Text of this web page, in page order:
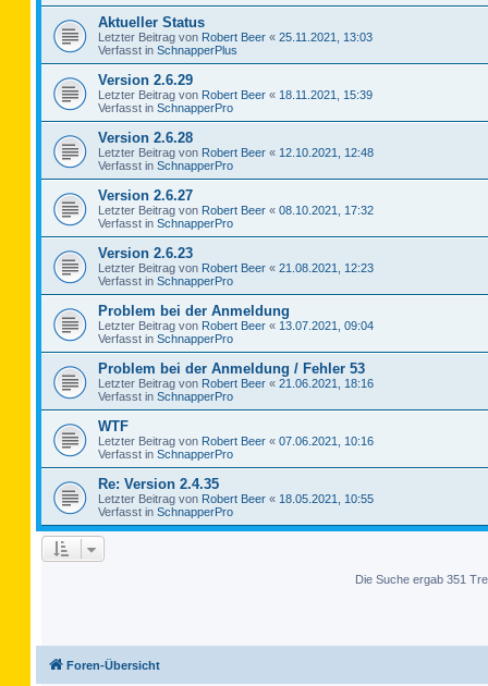
Aktueller Status
Letzter Beitrag von Robert Beer « 25.11.2021, 13:03
Verfasst in SchnapperPlus
Version 2.6.29
Letzter Beitrag von Robert Beer « 18.11.2021, 15:39
Verfasst in SchnapperPro
Version 2.6.28
Letzter Beitrag von Robert Beer « 12.10.2021, 12:48
Verfasst in SchnapperPro
Version 2.6.27
Letzter Beitrag von Robert Beer « 08.10.2021, 17:32
Verfasst in SchnapperPro
Version 2.6.23
Letzter Beitrag von Robert Beer « 21.08.2021, 12:23
Verfasst in SchnapperPro
Problem bei der Anmeldung
Letzter Beitrag von Robert Beer « 13.07.2021, 09:04
Verfasst in SchnapperPro
Problem bei der Anmeldung / Fehler 53
Letzter Beitrag von Robert Beer « 21.06.2021, 18:16
Verfasst in SchnapperPro
WTF
Letzter Beitrag von Robert Beer « 07.06.2021, 10:16
Verfasst in SchnapperPro
Re: Version 2.4.35
Letzter Beitrag von Robert Beer « 18.05.2021, 10:55
Verfasst in SchnapperPro
Die Suche ergab 351
Foren-Übersicht